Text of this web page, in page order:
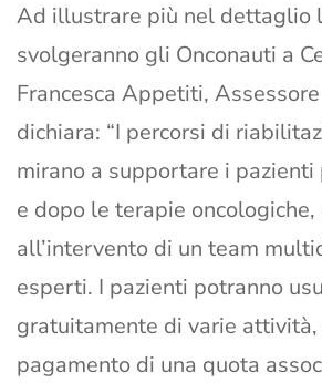
Ad illustrare più nel dettaglio
svolgeranno gli Onconauti a
Francesca Appetiti,
dichiara: “I percorsi di
mirano a supportare i
e dopo le terapie oncologiche,
all’intervento di un team
esperti. I pazienti potranno
gratuitamente di varie
pagamento di una quota